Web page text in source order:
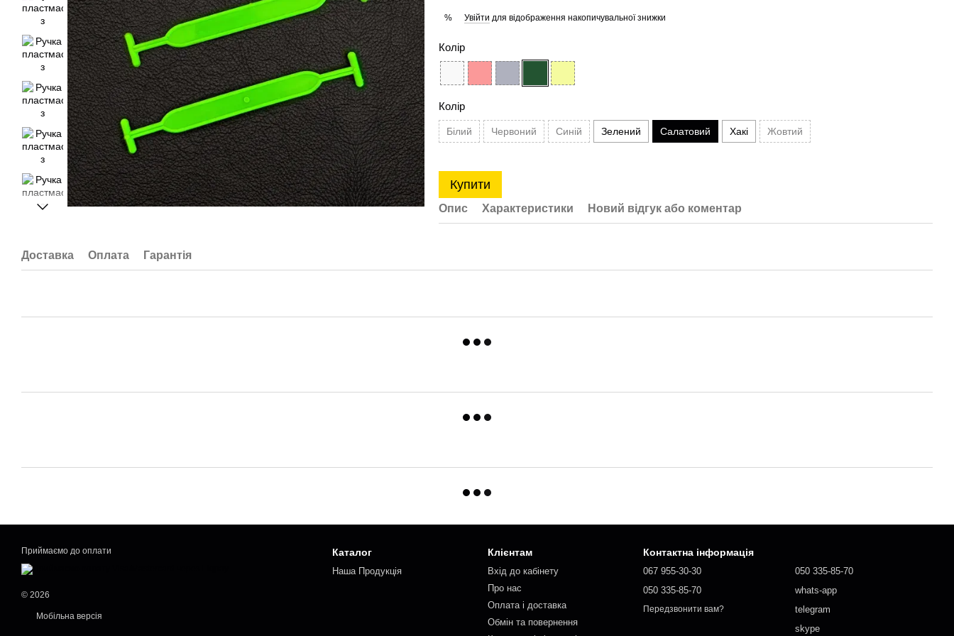
% Увійти для відображення накопичувальної знижки
Колір
Колір
Білий Червоний Синій Зелений Салатовий Хакі Жовтий
Купити
Опис Характеристики Новий відгук або коментар
Доставка Оплата Гарантія
Приймаємо до оплати
© 2026
Мобільна версія
Каталог
Наша Продукція
Клієнтам
Вхід до кабінету
Про нас
Оплата і доставка
Обмін та повернення
Контактна інформація
067 955-30-30
050 335-85-70
Передзвонити вам?
050 335-85-70
whats-app
telegram
skype